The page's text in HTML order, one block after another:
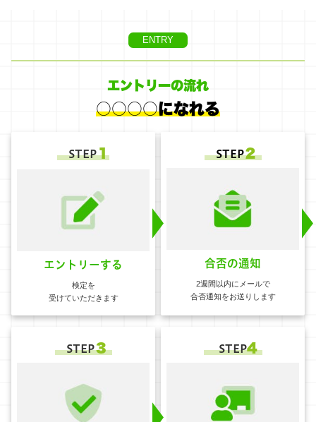
ENTRY
エントリーの流れ
○○○○になれる
STEP１
エントリーする
検定を
受けていただきます
STEP２
合否の通知
2週間以内にメールで
合否通知をお送りします
STEP３ STEP4